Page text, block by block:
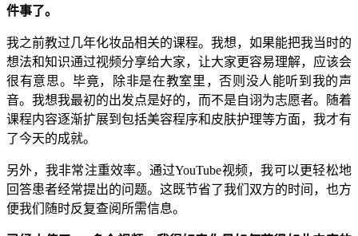
件事了。
我之前教过几年化妆品相关的课程。我想，如果能把我当时的
想法和知识通过视频分享给大家，让大家更容易理解，应该会
很有意思。毕竟，除非是在教室里，否则没人能听到我的声
音。我想我最初的出发点是好的，而不是自诩为志愿者。随着
课程内容逐渐扩展到包括美容程序和皮肤护理等方面，我才有
了今天的成就。
另外，我非常注重效率。通过YouTube视频，我可以更轻松地
回答患者经常提出的问题。这既节省了我们双方的时间，也方
便我们随时反复查阅所需信息。